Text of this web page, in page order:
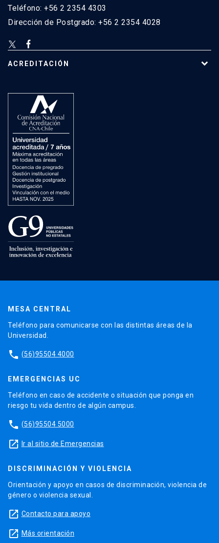
Teléfono: +56 2 2354 4303
Dirección de Postgrado: +56 2 2354 4028
ACREDITACIÓN
MESA CENTRAL
Teléfono para comunicarse con las distintas áreas de la
Universidad.
phone (56)95504 4000
EMERGENCIAS UC
Teléfono en caso de accidente o situación que ponga en
riesgo tu vida dentro de algún campus.
phone (56)95504 5000
launch Ir al sitio de Emergencias
DISCRIMINACIÓN Y VIOLENCIA
Orientación y apoyo en casos de discriminación, violencia de
género o violencia sexual.
launch Contacto para apoyo
launch Más orientación